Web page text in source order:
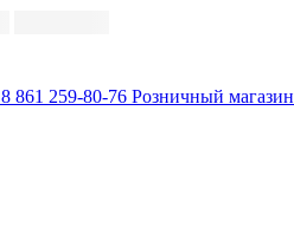
8 861 259-80-76 Розничный магазин